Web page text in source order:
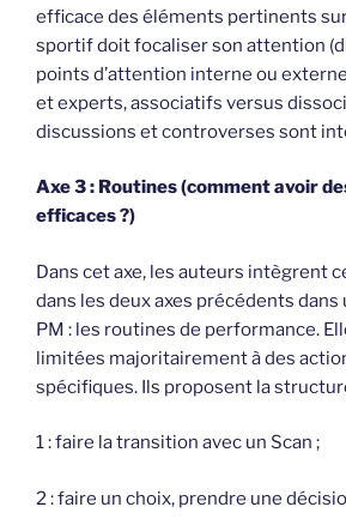
efficace des éléments pertinents
sportif doit focaliser son attention
points d’attention interne ou
et experts, associatifs versus
discussions et controverses sont
Axe 3 : Routines (comment avoir
efficaces ?)
Dans cet axe, les auteurs intègrent
dans les deux axes précédents dans
PM : les routines de performance.
limitées majoritairement à des
spécifiques. Ils proposent la
1 : faire la transition avec un Scan ;
2 : faire un choix, prendre une